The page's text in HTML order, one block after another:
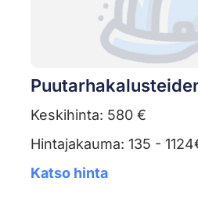
Keskihinta: 580 €
Hintajakauma: 135 -
Katso hinta